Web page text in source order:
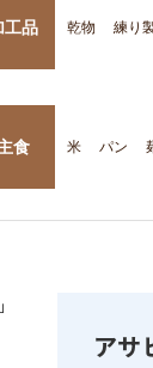
工品 乾物 練り
食 米 パン
アサ